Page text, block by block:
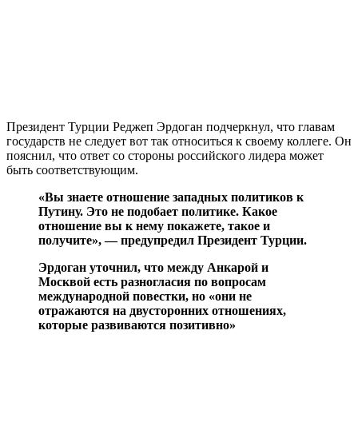
Президент Турции Реджеп Эрдоган подчеркнул, что главам
государств не следует вот так относиться к своему коллеге. Он
пояснил, что ответ со стороны российского лидера может
быть соответствующим.
«Вы знаете отношение западных политиков к
Путину. Это не подобает политике. Какое
отношение вы к нему покажете, такое и
получите», — предупредил Президент Турции.
Эрдоган уточнил, что между Анкарой и
Москвой есть разногласия по вопросам
международной повестки, но «они не
отражаются на двусторонних отношениях,
которые развиваются позитивно»